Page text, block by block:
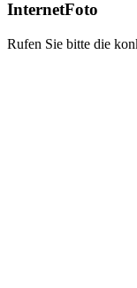
InternetFoto
Rufen Sie bitte die